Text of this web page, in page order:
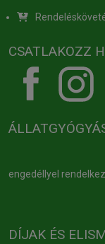
CSATLAKOZZ
engedéllyel
DÍJAK ÉS